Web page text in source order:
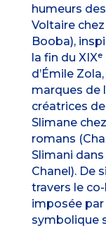
humeurs
Voltaire
Booba),
la fin du
d’Émile
marques de
créatrices
Slimane
romans
Slimani
Chanel). De
travers le
imposée
symbolique